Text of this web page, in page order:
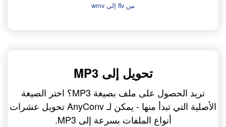
من flv إلى wmv
تحويل إلى MP3
تريد الحصول على ملف بصيغة MP3؟ اختر الصيغة
الأصلية التي تبدأ منها - يمكن لـ AnyConv تحويل عشرات
أنواع الملفات بسرعة إلى MP3.